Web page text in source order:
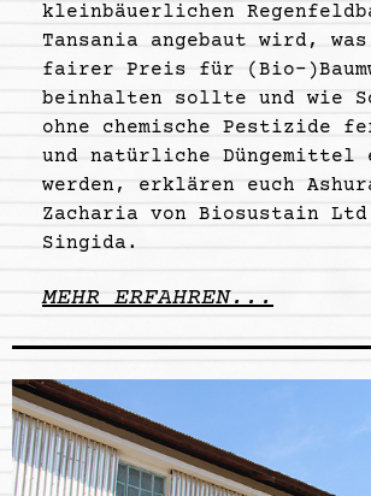
kleinbäuerlichen
Tansania angebaut wird,
fairer Preis für (Bio-
beinhalten sollte und wie
ohne chemische Pestizide
und natürliche Düngemittel
werden, erklären euch
Zacharia von Biosustain
Singida.
MEHR ERFAHREN...